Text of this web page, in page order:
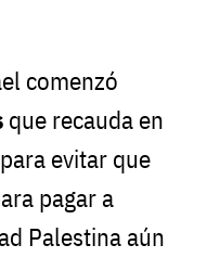
comenzó
que recauda en
evitar que
pagar a
Palestina aún